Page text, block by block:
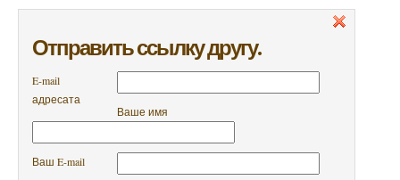
Отправить ссылку другу.
E-mail
адресата
Ваше имя
Ваш E-mail